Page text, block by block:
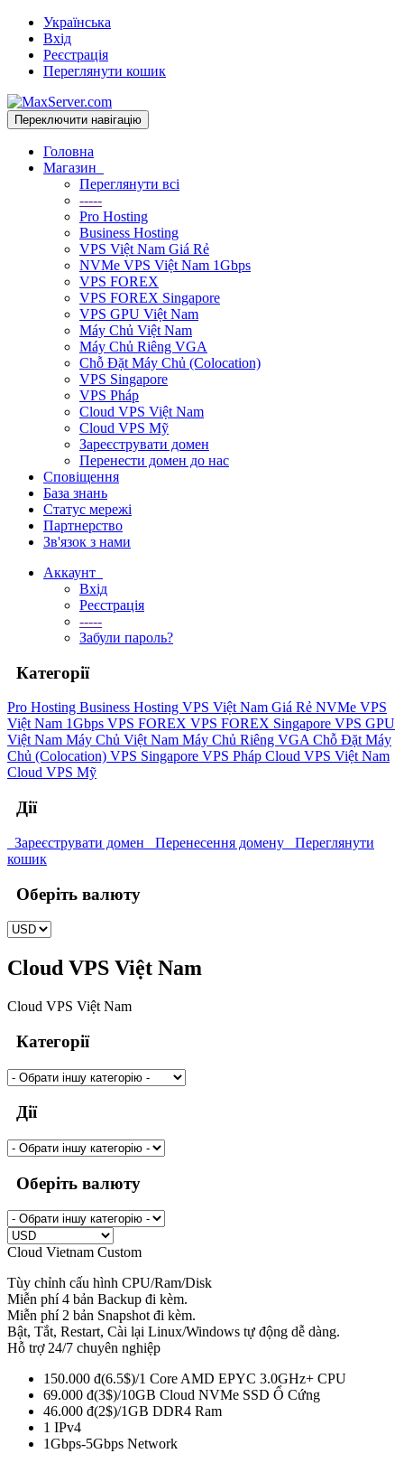
Українська
Вхід
Реєстрація
Переглянути кошик
Переключити навігацію
Головна
Магазин
Переглянути всі
-----
Pro Hosting
Business Hosting
VPS Việt Nam Giá Rẻ
NVMe VPS Việt Nam 1Gbps
VPS FOREX
VPS FOREX Singapore
VPS GPU Việt Nam
Máy Chủ Việt Nam
Máy Chủ Riêng VGA
Chỗ Đặt Máy Chủ (Colocation)
VPS Singapore
VPS Pháp
Cloud VPS Việt Nam
Cloud VPS Mỹ
Зареєструвати домен
Перенести домен до нас
Сповіщення
База знань
Статус мережі
Партнерство
Зв'язок з нами
Аккаунт
Вхід
Реєстрація
-----
Забули пароль?
Категорії
Pro Hosting Business Hosting VPS Việt Nam Giá Rẻ NVMe VPS
Việt Nam 1Gbps VPS FOREX VPS FOREX Singapore VPS GPU
Việt Nam Máy Chủ Việt Nam Máy Chủ Riêng VGAChỗ Đặt Máy
Chủ (Colocation) VPS Singapore VPS Pháp Cloud VPS Việt Nam
Cloud VPS Mỹ
Дії
Зареєструвати домен Перенесення домену
Переглянути
кошик
Оберіть валюту
Cloud VPS Việt Nam
Cloud VPS Việt Nam
Категорії
Дії
Оберіть валюту
Cloud Vietnam Custom
Tùy chỉnh cấu hình CPU/Ram/Disk
Miễn phí 4 bản Backup đi kèm.
Miễn phí 2 bản Snapshot đi kèm.
Bật, Tắt, Restart, Cài lại Linux/Windows tự động dễ dàng.
Hỗ trợ 24/7 chuyên nghiệp
150.000 đ(6.5$)/1 Core AMD EPYC 3.0GHz+ CPU
69.000 đ(3$)/10GB Cloud NVMe SSD Ổ Cứng
46.000 đ(2$)/1GB DDR4 Ram
1 IPv4
1Gbps-5Gbps Network